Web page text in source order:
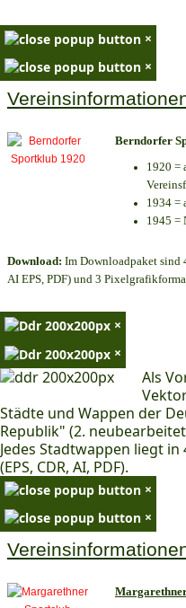
×
×
Berndorfer
1920 =
1934 =
1945 =
Download: Im Downloadpaket sind
AI EPS, PDF) und 3
×
×
Als
Städte und Wappen der
Republik" (2.
Jedes Stadtwappen liegt
(EPS, CDR, AI, PDF).
×
×